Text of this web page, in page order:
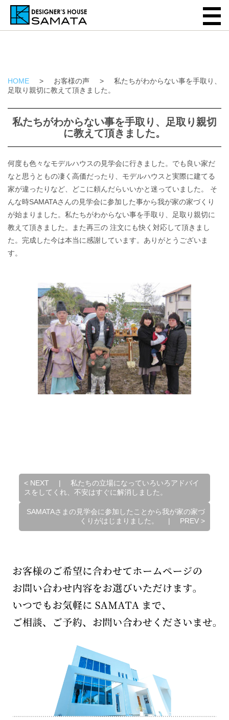
HOME > お客様の声 >
私たちがわからない事を手取り、
足取り親切に教えて頂きました。
私たちがわからない事を手取り、足取り親切
に教えて頂きました。
何度も色々なモデルハウスの見学会に行きました。でも良い家だ
なと思うともの凄く高価だったり、モデルハウスと実際に建てる
家が違ったりなど、どこに頼んだらいいかと迷っていました。 そ
んな時SAMATAさんの見学会に参加した事から我が家の家づくり
が始まりました。私たちがわからない事を手取り、足取り親切に
教えて頂きました。また再三の 注文にも快く対応して頂きまし
た。完成した今は本当に感謝しています。ありがとうございま
す。
< NEXT |
私たちの立場になっていろいろアドバイ
スをしてくれ、不安はすぐに解消しました。
SAMATAさまの見学会に参加したことから我が家の家づ
くりがはじまりました。
| PREV>